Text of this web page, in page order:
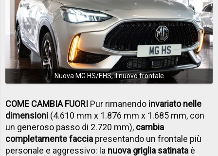
Nuova MG HS/EHS, il nuovo frontale
COME CAMBIA FUORI Pur rimanendo invariato nelle
dimensioni (4.610 mm x 1.876 mm x 1.685 mm, con
un generoso passo di 2.720 mm), cambia
completamente faccia presentando un frontale più
personale e aggressivo: la nuova griglia satinata è